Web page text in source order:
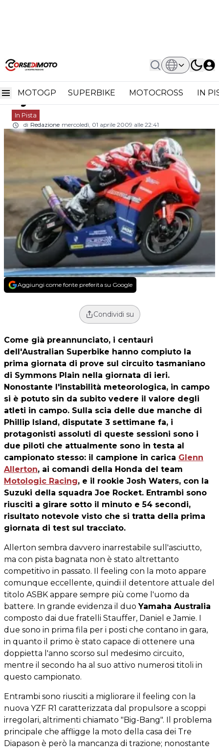
MOTOGP SUPERBIKE MOTOCROSS IN
Home In Pista ASBK: Primi Test A Symmons Plains
ASBK: primi test a
Symmons Plains
In Pista
di Redazione mercoledì, 01 aprile 2009 alle 22:41
Aggiungi come fonte preferita su Google
Condividi su
Come già preannunciato, i centauri
dell'Australian Superbike hanno compiuto la
prima giornata di prove sul circuito tasmaniano
di Symmons Plain nella giornata di ieri.
Nonostante l'instabilità meteorologica, in campo
si è potuto sin da subito vedere il valore degli
atleti in campo. Sulla scia delle due manche di
Phillip Island, disputate 3 settimane fa, i
protagonisti assoluti di queste sessioni sono i
due piloti che attualmente sono in testa al
campionato stesso: il campione in carica Glenn
Allerton, ai comandi della Honda del team
Motologic Racing, e il rookie Josh Waters, con la
Suzuki della squadra Joe Rocket. Entrambi sono
riusciti a girare sotto il minuto e 54 secondi,
risultato notevole visto che si tratta della prima
giornata di test sul tracciato.
Allerton sembra davvero inarrestabile sull'asciutto,
ma con pista bagnata non è stato altrettanto
competitivo in passato. Il feeling con la moto appare
comunque eccellente, quindi il detentore attuale del
titolo ASBK appare sempre più come l'uomo da
battere. In grande evidenza il duoYamaha Australia
composto dai due fratelli Stauffer, Daniel e Jamie. I
due sono in prima fila per i posti che contano in gara,
in quanto il primo è stato capace di ottenere una
doppietta l'anno scorso sul medesimo circuito,
mentre il secondo ha al suo attivo numerosi titoli in
questo campionato.
Entrambi sono riusciti a migliorare il feeling con la
nuova YZF R1 caratterizzata dal propulsore a scoppi
irregolari, altrimenti chiamato "Big-Bang". Il problema
principale che affligge la moto della casa dei Tre
Diapason è però la mancanza di trazione; nonostante